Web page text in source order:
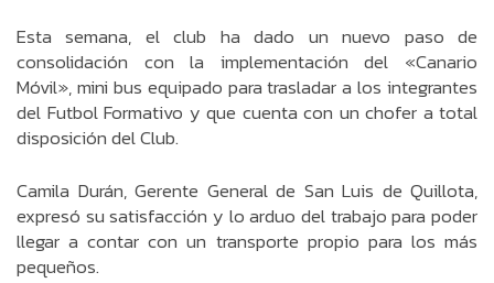
Esta semana, el club ha dado un nuevo paso de
consolidación con la implementación del «Canario
Móvil», mini bus equipado para trasladar a los integrantes
del Futbol Formativo y que cuenta con un chofer a total
disposición del Club.
Camila Durán, Gerente General de San Luis de Quillota,
expresó su satisfacción y lo arduo del trabajo para poder
llegar a contar con un transporte propio para los más
pequeños.